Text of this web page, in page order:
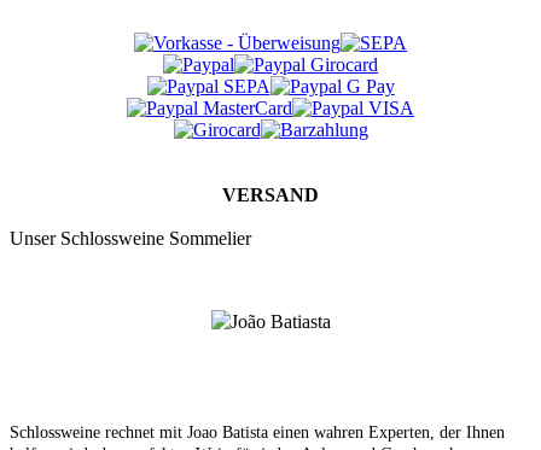
VERSAND
Unser Schlossweine Sommelier
Schlossweine rechnet mit Joao Batista einen wahren Experten, der Ihnen